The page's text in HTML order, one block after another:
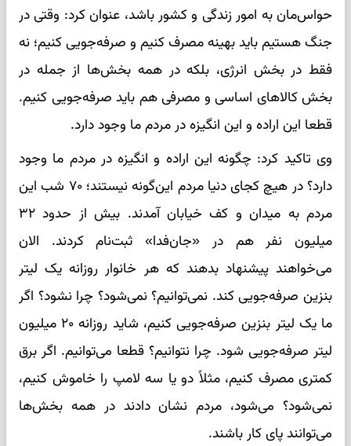
حواس‌مان به امور زندگی و کشور باشد، عنوان کرد: وقتی در
جنگ هستیم باید بهینه مصرف کنیم و صرفه‌جویی کنیم؛ نه
فقط در بخش انرژی، بلکه در همه بخش‌ها از جمله در
بخش کالاهای اساسی و مصرفی هم باید صرفه‌جویی کنیم.
قطعا این اراده و این انگیزه در مردم ما وجود دارد.
وی تاکید کرد: چگونه این اراده و انگیزه در مردم ما وجود
دارد؟ در هیچ کجای دنیا مردم این‌گونه نیستند؛ ۷۰ شب این
مردم به میدان و کف خیابان آمدند. بیش از حدود ۳۲
میلیون نفر هم در «جان‌فدا» ثبت‌نام کردند. الان
می‌خواهند پیشنهاد بدهند که هر خانوار روزانه یک لیتر
بنزین صرفه‌جویی کند. نمی‌توانیم؟ نمی‌شود؟ چرا نشود؟ اگر
ما یک لیتر بنزین صرفه‌جویی کنیم، شاید روزانه ۲۰ میلیون
لیتر صرفه‌جویی شود. چرا نتوانیم؟ قطعا می‌توانیم. اگر برق
کمتری مصرف کنیم، مثلاً دو یا سه لامپ را خاموش کنیم،
نمی‌شود؟ می‌شود، مردم نشان دادند در همه بخش‌ها
می‌توانند پای کار باشند.